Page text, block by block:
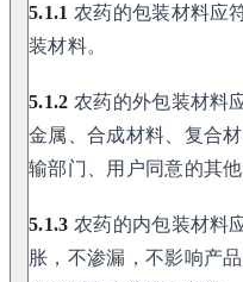
5.1.1 农药的包装材料应
装材料。
5.1.2 农药的外包装材料
金属、合成材料、复合
输部门、用户同意的其他
5.1.3 农药的内包装材料
胀，不渗漏，不影响产